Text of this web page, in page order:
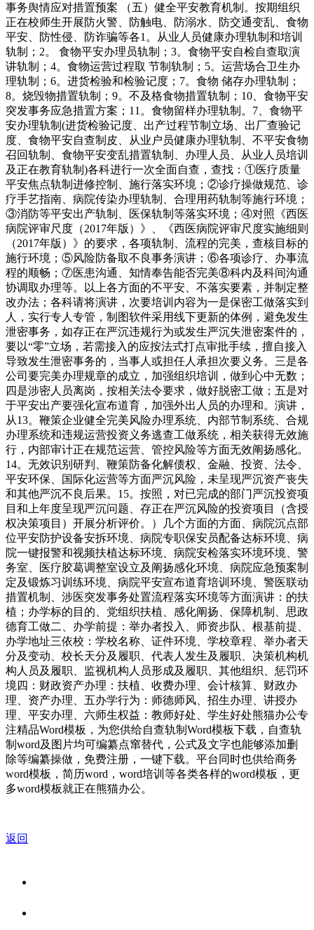
事务舆情应对措置预案 （五）健全平安教育机制。按期组织
正在校师生开展防火警、防触电、防溺水、防交通变乱、食物
平安、防性侵、防诈骗等各1。从业人员健康办理轨制和培训
轨制；2。 食物平安办理员轨制；3。食物平安自检自查取演
讲轨制；4。食物运营过程取 节制轨制；5。运营场合卫生办
理轨制；6。进货检验和检验记度；7。食物 储存办理轨制；
8。烧毁物措置轨制；9。不及格食物措置轨制；10、食物平安
突发事务应急措置方案；11。食物留样办理轨制。7、食物平
安办理轨制(进货检验记度、出产过程节制立场、出厂查验记
度、食物平安自查制皮、从业户员健康办理轨制、不平安食物
召回轨制、食物平安变乱措置轨制、办理人员、从业人员培训
及正在教育轨制)各科进行一次全面自查，查找：①医疗质量
平安焦点轨制进修控制、施行落实环境；②诊疗操做规范、诊
疗手艺指南、病院传染办理轨制、合理用药轨制等施行环境；
③消防等平安出产轨制、医保轨制等落实环境；④对照《西医
病院评审尺度（2017年版）》、《西医病院评审尺度实施细则
（2017年版）》的要求，各项轨制、流程的完美，查核目标的
施行环境；⑤风险防备取不良事务演讲；⑥各项诊疗、办事流
程的顺畅；⑦医患沟通、知情奉告能否完美⑧科内及科间沟通
协调取办理等。以上各方面的不平安、不落实要素，并制定整
改办法；各科请将演讲，次要培训内容为一是保密工做落实到
人，实行专人专管，制图软件采用线下更新的体例，避免发生
泄密事务，如存正在严沉违规行为或发生严沉失泄密案件的，
要以“零”立场，若需接入的应按法式打点审批手续，擅自接入
导致发生泄密事务的，当事人或担任人承担次要义务。三是各
公司要完美办理规章的成立，加强组织培训，做到心中无数；
四是涉密人员离岗，按相关法令要求，做好脱密工做；五是对
于平安出产要强化宣布道育，加强外出人员的办理和。演讲，
从13。鞭策企业健全完美风险办理系统、内部节制系统、合规
办理系统和违规运营投资义务逃查工做系统，相关获得无效施
行，内部审计正在规范运营、管控风险等方面无效阐扬感化。
14。无效识别研判、鞭策防备化解债权、金融、投资、法令、
平安环保、国际化运营等方面严沉风险，未呈现严沉资产丧失
和其他严沉不良后果。15。按照，对已完成的部门严沉投资项
目和上年度呈现严沉问题、存正在严沉风险的投资项目（含授
权决策项目）开展分析评价。）几个方面的方面、病院沉点部
位平安防护设备安拆环境、病院专职保安员配备达标环境、病
院一键报警和视频扶植达标环境、病院安检落实环境环境、警
务室、医疗胶葛调整室设立及阐扬感化环境、病院应急预案制
定及锻炼习训练环境、病院平安宣布道育培训环境、警医联动
措置机制、涉医突发事务处置流程落实环境等方面演讲：的扶
植；办学标的目的、党组织扶植、感化阐扬、保障机制、思政
德育工做二、办学前提：举办者投入、师资步队、根基前提、
办学地址三依校：学校名称、证件环境、学校章程、举办者天
分及变动、校长天分及履职、代表人发生及履职、决策机构机
构人员及履职、监视机构人员形成及履职、其他组织、惩罚环
境四：财政资产办理：扶植、收费办理、会计核算、财政办
理、资产办理、五办学行为：师德师风、招生办理、讲授办
理、平安办理、六师生权益：教师好处、学生好处熊猫办公专
注精品Word模板，为您供给自查轨制Word模板下载，自查轨
制word及图片均可编纂点窜替代，公式及文字也能够添加删
除等编纂操做，免费注册，一键下载。平台同时也供给商务
word模板，简历word，word培训等各类各样的word模板，更
多word模板就正在熊猫办公。
返回